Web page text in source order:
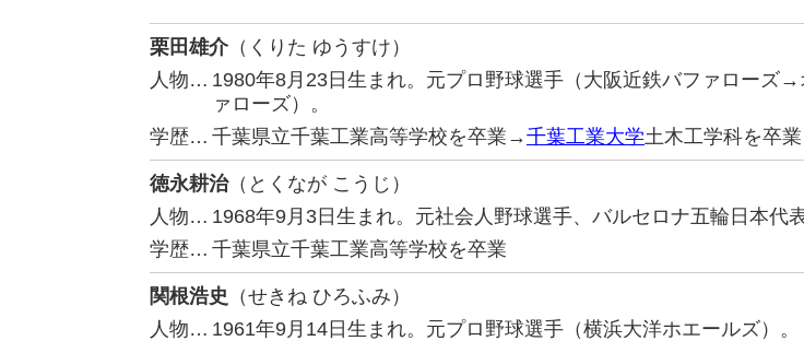
栗田雄介（くりた ゆうすけ）
人物… 1980年8月23日生まれ。元プロ野球選手（大阪近鉄バファローズ→
ァローズ）。
学歴… 千葉県立千葉工業高等学校を卒業→千葉工業大学土木工学科を卒業
徳永耕治（とくなが こうじ）
人物… 1968年9月3日生まれ。元社会人野球選手、バルセロナ五輪日本代
学歴… 千葉県立千葉工業高等学校を卒業
関根浩史 （せきね ひろふみ）
人物… 1961年9月14日生まれ。元プロ野球選手（横浜大洋ホエールズ）。